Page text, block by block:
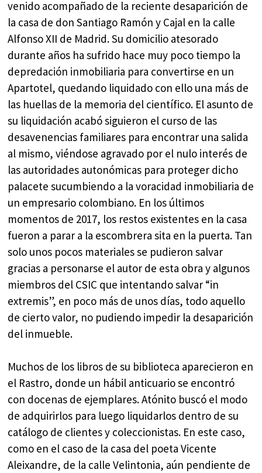
venido acompañado de la reciente desaparición de
la casa de don Santiago Ramón y Cajal en la calle
Alfonso XII de Madrid. Su domicilio atesorado
durante años ha sufrido hace muy poco tiempo la
depredación inmobiliaria para convertirse en un
Apartotel, quedando liquidado con ello una más de
las huellas de la memoria del científico. El asunto de
su liquidación acabó siguieron el curso de las
desavenencias familiares para encontrar una salida
al mismo, viéndose agravado por el nulo interés de
las autoridades autonómicas para proteger dicho
palacete sucumbiendo a la voracidad inmobiliaria de
un empresario colombiano. En los últimos
momentos de 2017, los restos existentes en la casa
fueron a parar a la escombrera sita en la puerta. Tan
solo unos pocos materiales se pudieron salvar
gracias a personarse el autor de esta obra y algunos
miembros del CSIC que intentando salvar “in
extremis”, en poco más de unos días, todo aquello
de cierto valor, no pudiendo impedir la desaparición
del inmueble.
Muchos de los libros de su biblioteca aparecieron en
el Rastro, donde un hábil anticuario se encontró
con docenas de ejemplares. Atónito buscó el modo
de adquirirlos para luego liquidarlos dentro de su
catálogo de clientes y coleccionistas. En este caso,
como en el caso de la casa del poeta Vicente
Aleixandre, de la calle Velintonia, aún pendiente de